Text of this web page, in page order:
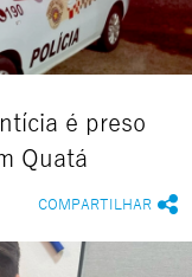
é preso
Quatá
COMPARTILHAR